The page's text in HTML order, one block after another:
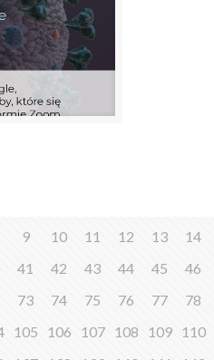
9 10 11 12 13 14
41 42 43 44 45 46
73 74 75 76 77 78
105 106 107 108 109 110